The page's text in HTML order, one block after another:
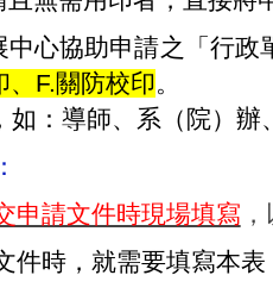
中心協助申請之「行政
、F.關防校印。
如：導師、系（院）辦
申請文件時現場填寫
件時，就需要填寫本